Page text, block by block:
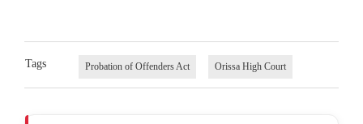
Tags Probation of Offenders Act Orissa High Court